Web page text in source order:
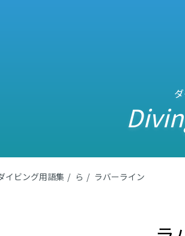
イビング用語集 ら ラバーライン